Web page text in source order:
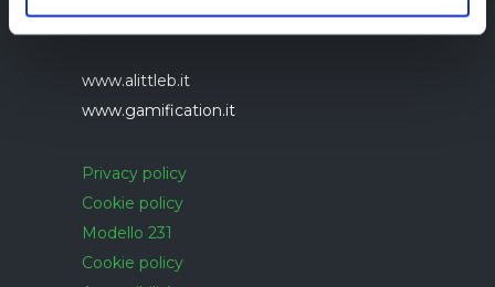
CERTIQUALITY
www.alittleb.it
www.gamification.it
Privacy policy
Cookie policy
Modello 231
Cookie policy